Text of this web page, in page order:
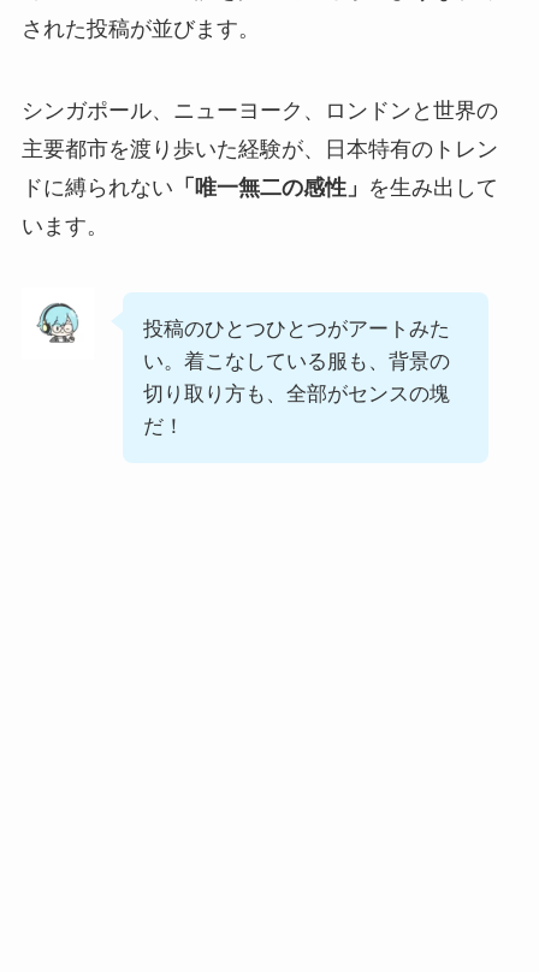
された投稿が並びます。
シンガポール、ニューヨーク、ロンドンと世界の
主要都市を渡り歩いた経験が、日本特有のトレン
ドに縛られない 「唯一無二の感性」 を生み出して
います。
投稿のひとつひとつがアートみた
い。着こなしている服も、背景の
切り取り方も、全部がセンスの塊
だ！